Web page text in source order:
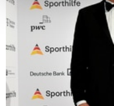
Erfahren Sie mehr
verarbeitet werden, und
Abschnitt Einzelheiten
Wir verwenden
personalisieren,
zu können und die
analysieren. Außerdem